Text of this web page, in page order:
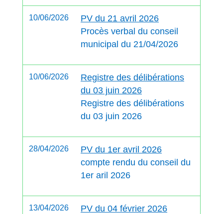
10/06/2026
PV du 21 avril 2026
Procès verbal du conseil
municipal du 21/04/2026
10/06/2026
Registre des délibérations
du 03 juin 2026
Registre des délibérations
du 03 juin 2026
28/04/2026
PV du 1er avril 2026
compte rendu du conseil du
1er aril 2026
13/04/2026
PV du 04 février 2026